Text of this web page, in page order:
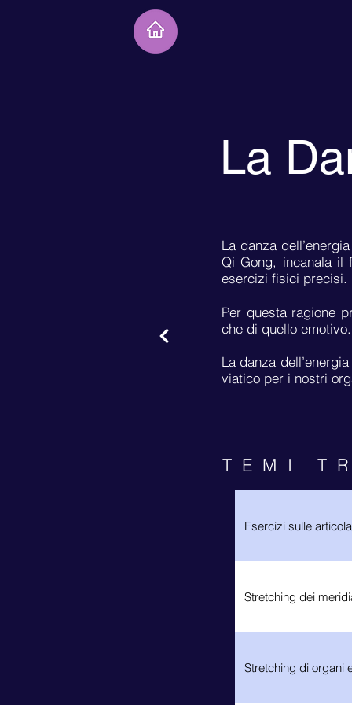
La
La danza
Qi Gong, incanala il
esercizi fisici precisi.
Per questa ragione
che di quello
La danza
viatico per i nostri
TEMI
Esercizi sulle
Stretching dei
Stretching di organi